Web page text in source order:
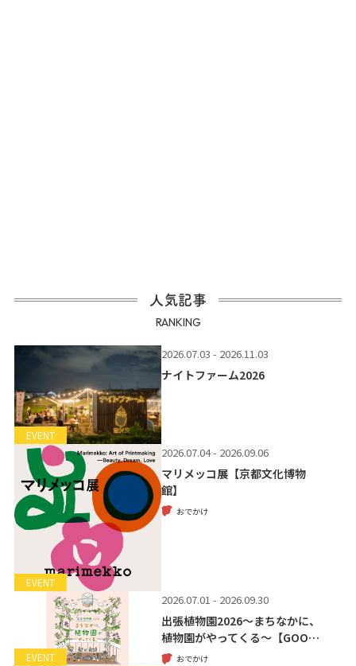
人気記事
RANKING
EVENT
2026.07.03 - 2026.11.03
ナイトファーム2026
EVENT
2026.07.04 - 2026.09.06
マリメッコ展【京都文化博物
館】
おでかけ
EVENT
2026.07.01 - 2026.09.30
出張植物園2026～まちなかに、
植物園がやってくる～【GOO…
おでかけ